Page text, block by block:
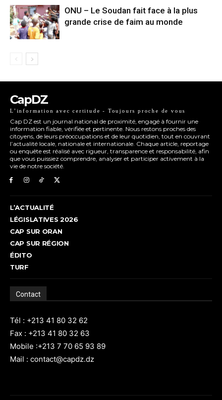
ONU – Le Soudan fait face à la plus
grande crise de faim au monde
CapDZ
L’information avec certitude - Toujours proche de vous
Cap DZ est un journal national de proximité, engagé à fournir une
information fiable, vérifiée et pertinente. Nous restons proches des
citoyens, de leurs préoccupations et de leur quotidien, tout en couvrant
l’actualité locale, nationale et internationale. Chaque article, reportage
ou enquête est réalisé avec rigueur, transparence et responsabilité, afin
que vous puissiez comprendre, analyser et participer activement à la
vie de notre société.
L’ACTUALITÉ
LÉGISLATIVES 2026
CAP SUR ORAN
CAP SUR RÉGION
ÉDITO
TURF
Contact
Tél : +213 41 80 32 62
Fax : +213 41 80 32 63
Mobile :+213 7 70 65 93 89
Mail : contact@capdz.dz